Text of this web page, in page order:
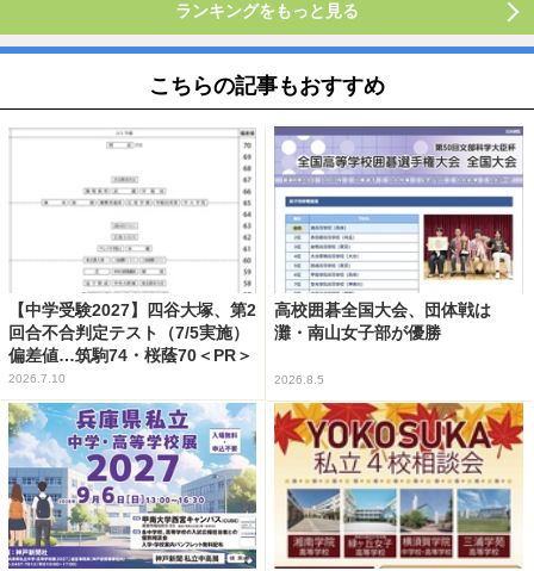
ランキングをもっと見る
こちらの記事もおすすめ
【中学受験2027】四谷大塚、第2
回合不合判定テスト（7/5実施）
偏差値…筑駒74・桜蔭70＜PR＞
2026.7.10
高校囲碁全国大会、団体戦は
灘・南山女子部が優勝
2026.8.5